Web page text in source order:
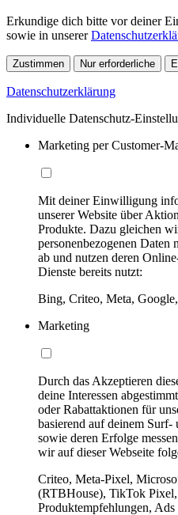
Erkundige dich bitte vor deiner
sowie in unserer
Zustimmen Nur erforderliche
Datenschutzerklärung
Individuelle Datenschutz-
Marketing per Customer-
Mit deiner Einwilligung
unserer Website über
Produkte. Dazu gleichen
personenbezogenen Daten
ab und nutzen deren
Dienste bereits nutzt:
Bing, Criteo, Meta,
Marketing
Durch das Akzeptieren
deine Interessen
oder Rabattaktionen für
basierend auf deinem Surf-
sowie deren Erfolge
wir auf dieser Webseite
Criteo, Meta-Pixel,
(RTBHouse), TikTok
Produktempfehlungen, Ads